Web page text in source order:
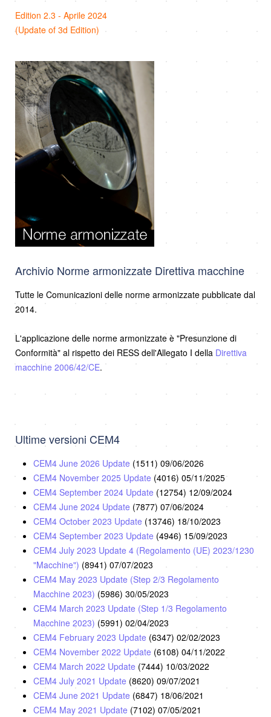
Edition 2.3 - Aprile 2024
(Update of 3d Edition)
Archivio Norme armonizzate Direttiva macchine
Tutte le Comunicazioni delle norme armonizzate pubblicate dal
2014.
L'applicazione delle norme armonizzate è "Presunzione di
Conformità" al rispetto dei RESS dell'Allegato I della Direttiva
macchine 2006/42/CE.
Ultime versioni CEM4
CEM4 June 2026 Update (1511) 09/06/2026
CEM4 November 2025 Update (4016) 05/11/2025
CEM4 September 2024 Update (12754) 12/09/2024
CEM4 June 2024 Update (7877) 07/06/2024
CEM4 October 2023 Update (13746) 18/10/2023
CEM4 September 2023 Update (4946) 15/09/2023
CEM4 July 2023 Update 4 (Regolamento (UE) 2023/1230
"Macchine") (8941) 07/07/2023
CEM4 May 2023 Update (Step 2/3 Regolamento
Macchine 2023) (5986) 30/05/2023
CEM4 March 2023 Update (Step 1/3 Regolamento
Macchine 2023) (5991) 02/04/2023
CEM4 February 2023 Update (6347) 02/02/2023
CEM4 November 2022 Update (6108) 04/11/2022
CEM4 March 2022 Update (7444) 10/03/2022
CEM4 July 2021 Update (8620) 09/07/2021
CEM4 June 2021 Update (6847) 18/06/2021
CEM4 May 2021 Update (7102) 07/05/2021